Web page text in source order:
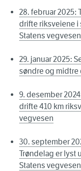
28. februar 2025:
drifte riksveiene i
Statens vegvesen
29. januar 2025:
søndre og midtre
9. desember
drifte 410 km
vegvesen
30. september
Trøndelag er lyst
Statens vegvesen